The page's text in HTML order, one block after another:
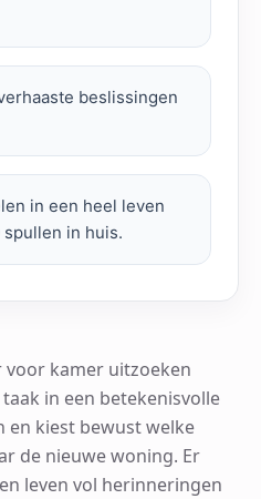
beslissingen
in een heel leven
in huis.
voor kamer uitzoeken
in een betekenisvolle
en kiest bewust welke
de nieuwe woning. Er
leven vol herinneringen